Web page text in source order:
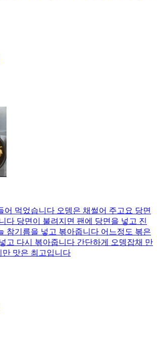
어 먹었습니다 오뎅은 채썰어 주고요 당면
다 당면이 불려지면 팬에 당면을 넣고 진
참기름을 넣고 볶아줍니다 어느정도 볶은
고 다시 볶아줍니다 간단하게 오뎅잡채 만
맛은 최고입니다